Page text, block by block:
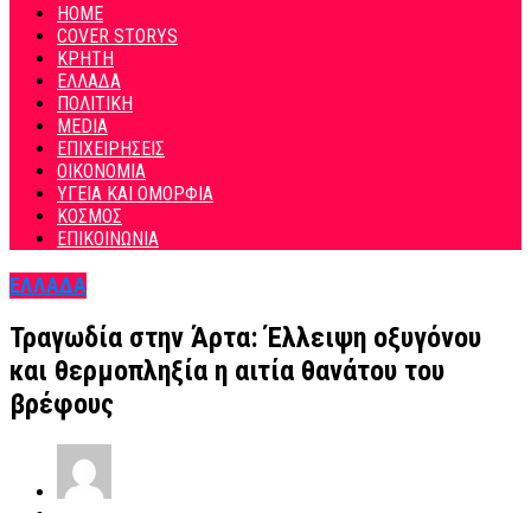
HOME
COVER STORYS
ΚΡΗΤΗ
ΕΛΛΑΔΑ
ΠΟΛΙΤΙΚΗ
MEDIA
ΕΠΙΧΕΙΡΗΣΕΙΣ
ΟΙΚΟΝΟΜΙΑ
ΥΓΕΙΑ ΚΑΙ ΟΜΟΡΦΙΑ
ΚΟΣΜΟΣ
ΕΠΙΚΟΙΝΩΝΙΑ
ΕΛΛΑΔΑ
Τραγωδία στην Άρτα: Έλλειψη οξυγόνου
και θερμοπληξία η αιτία θανάτου του
βρέφους